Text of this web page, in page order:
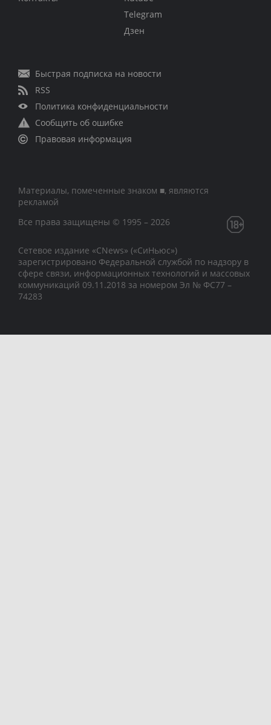
Telegram
Дзен
Быстрая подписка на новости
RSS
Политика конфиденциальности
Сообщить об ошибке
Правовая информация
Материалы, помеченные знаком ■, являются
рекламой
Все права защищены © 1995 – 2026
Сетевое издание «CNews» («СиНьюс»)
зарегистрировано Федеральной службой по надзору в
сфере связи, информационных технологий и массовых
коммуникаций 09.11.2018 за номером Эл № ФС77 –
74283